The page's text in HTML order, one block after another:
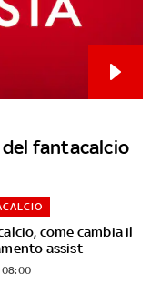
fantacalcio
come cambia il
assist
08:00